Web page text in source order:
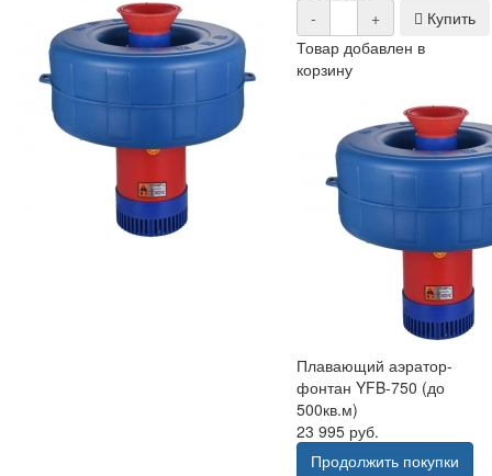
-
+
Купить
Товар добавлен в
корзину
Плавающий аэратор-
фонтан YFB-750 (до
500кв.м)
23 995 руб.
Продолжить покупки